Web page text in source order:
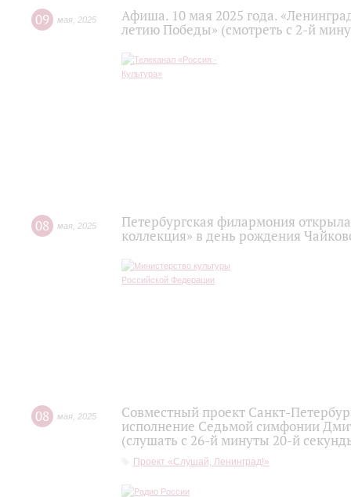
09 мая 2025
Афиша. 10 мая 2025 года.
летию Победы» (смотреть с 2-й
08 мая 2025
Петербургская филармония
коллекция» в день рождения
08 мая 2025
Совместный проект Санкт-
исполнение Седьмой симфонии
(слушать с 26-й минуты 20-й
Проект «Слушай, Ленинград!»